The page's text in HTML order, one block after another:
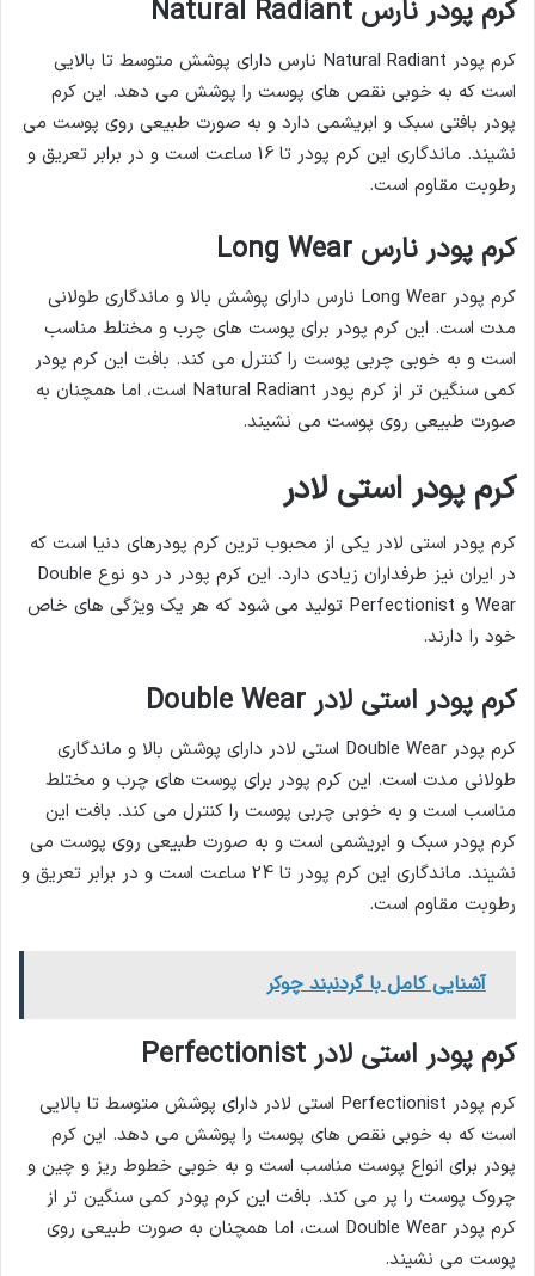
کرم پودر نارس Natural Radiant
کرم پودر Natural Radiant نارس دارای پوشش متوسط تا بالایی
است که به خوبی نقص های پوست را پوشش می دهد. این کرم
پودر بافتی سبک و ابریشمی دارد و به صورت طبیعی روی پوست می
نشیند. ماندگاری این کرم پودر تا 16 ساعت است و در برابر تعریق و
رطوبت مقاوم است.
کرم پودر نارس Long Wear
کرم پودر Long Wear نارس دارای پوشش بالا و ماندگاری طولانی
مدت است. این کرم پودر برای پوست های چرب و مختلط مناسب
است و به خوبی چربی پوست را کنترل می کند. بافت این کرم پودر
کمی سنگین تر از کرم پودر Natural Radiant است، اما همچنان به
صورت طبیعی روی پوست می نشیند.
کرم پودر استی لادر
کرم پودر استی لادر یکی از محبوب ترین کرم پودرهای دنیا است که
در ایران نیز طرفداران زیادی دارد. این کرم پودر در دو نوع Double
Wear و Perfectionist تولید می شود که هر یک ویژگی های خاص
خود را دارند.
کرم پودر استی لادر Double Wear
کرم پودر Double Wear استی لادر دارای پوشش بالا و ماندگاری
طولانی مدت است. این کرم پودر برای پوست های چرب و مختلط
مناسب است و به خوبی چربی پوست را کنترل می کند. بافت این
کرم پودر سبک و ابریشمی است و به صورت طبیعی روی پوست می
نشیند. ماندگاری این کرم پودر تا 24 ساعت است و در برابر تعریق و
رطوبت مقاوم است.
آشنایی کامل با گردنبند چوکر
کرم پودر استی لادر Perfectionist
کرم پودر Perfectionist استی لادر دارای پوشش متوسط تا بالایی
است که به خوبی نقص های پوست را پوشش می دهد. این کرم
پودر برای انواع پوست مناسب است و به خوبی خطوط ریز و چین و
چروک پوست را پر می کند. بافت این کرم پودر کمی سنگین تر از
کرم پودر Double Wear است، اما همچنان به صورت طبیعی روی
پوست می نشیند.